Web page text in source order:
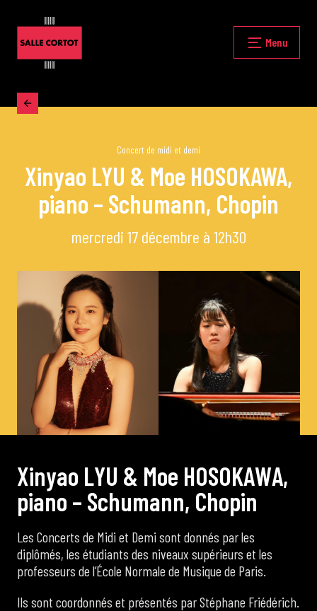
Fermer
Accueil
La programmation
Les grands concerts
Les Rencontres Musicales
de Cortot
Concerts de midi et demi
Scolaires / Pass Culture
Piano Solo Jazz
La salle
L’événementiel
Menu
Concert de midi et demi
Xinyao LYU & Moe HOSOKAWA,
piano – Schumann, Chopin
mercredi 17 décembre à 12h30
Xinyao LYU & Moe HOSOKAWA,
piano – Schumann, Chopin
Les Concerts de Midi et Demi sont donnés par les
diplômés, les étudiants des niveaux supérieurs et les
professeurs de l’École Normale de Musique de Paris.
Ils sont coordonnés et présentés par Stéphane Friédérich.